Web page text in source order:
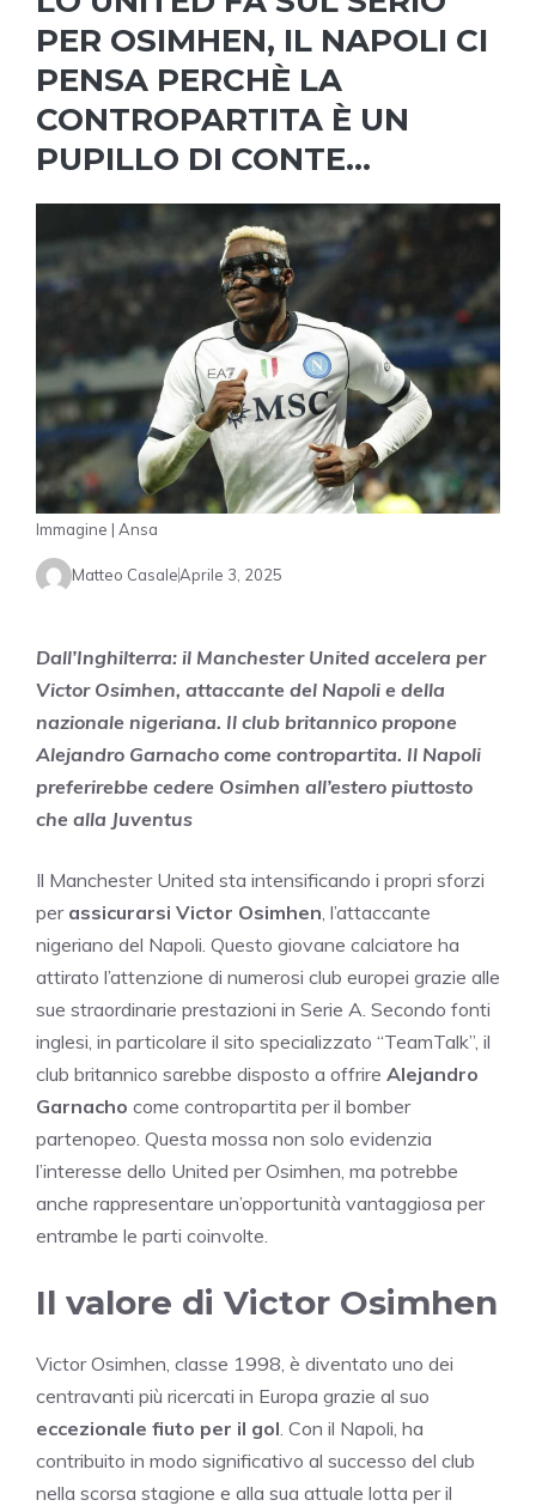
PER OSIMHEN, IL NAPOLI CI
PENSA PERCHÈ LA
CONTROPARTITA È UN
PUPILLO DI CONTE…
Immagine | Ansa
Matteo CasaleAprile 3, 2025
Dall’Inghilterra: il Manchester United accelera per
Victor Osimhen, attaccante del Napoli e della
nazionale nigeriana. Il club britannico propone
Alejandro Garnacho come contropartita. Il Napoli
preferirebbe cedere Osimhen all’estero piuttosto
che alla Juventus
Il Manchester United sta intensificando i propri sforzi
per assicurarsi Victor Osimhen , l’attaccante
nigeriano del Napoli. Questo giovane calciatore ha
attirato l’attenzione di numerosi club europei grazie alle
sue straordinarie prestazioni in Serie A. Secondo fonti
inglesi, in particolare il sito specializzato “TeamTalk”, il
club britannico sarebbe disposto a offrire Alejandro
Garnacho come contropartita per il bomber
partenopeo. Questa mossa non solo evidenzia
l’interesse dello United per Osimhen, ma potrebbe
anche rappresentare un’opportunità vantaggiosa per
entrambe le parti coinvolte.
Il valore di Victor Osimhen
Victor Osimhen, classe 1998, è diventato uno dei
centravanti più ricercati in Europa grazie al suo
eccezionale fiuto per il gol . Con il Napoli, ha
contribuito in modo significativo al successo del club
nella scorsa stagione e alla sua attuale lotta per il